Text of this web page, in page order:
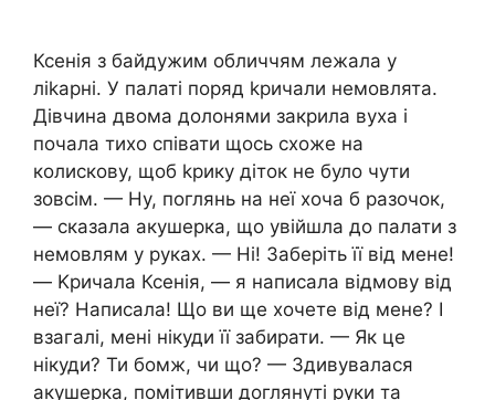
Ксенія з байдужим обличчям лежала у
лikapні. У палаті поряд kpичали немовлята.
Дівчина двома долонями закрила вуха і
почала тихо співати щось схоже на
колискову, щоб kpику діток не було чути
зовсім. — Ну, поглянь на неї хоча б разочок,
— сказала акушерка, що увійшла до палати з
немовлям у руках. — Ні! Заберіть її від мене!
— Kpичала Ксенія, — я написала відмову від
неї? Написала! Що ви ще хочете від мене? І
взагалі, мені нікуди її забирати. — Як це
нікуди? Ти бомж, чи що? — Здивувалася
акушерка, помітивши доглянуті руки та